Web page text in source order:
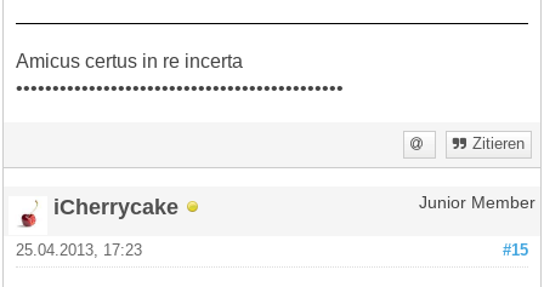
Amicus certus in re incerta
•••••••••••••••••••••••••••••••••••••••••••••
Zitieren
iCherrycake Junior Member
#15
25.04.2013, 17:23